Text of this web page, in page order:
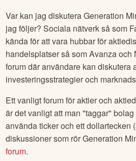
Var kan jag diskuteraGeneration
jag följer? Sociala nätverk så som
kända för att vara hubbar för
handelsplatser så som Avanza och
forum där användare kan diskutera
investeringsstrategier och
Ett vanligt forum för aktier och
är det vanligt att man "taggar"
använda ticker och ett dollartecken
diskussioner som rörGeneration
forum.